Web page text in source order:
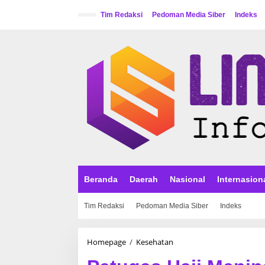
Tim Redaksi Pedoman Media Siber Indeks
Beranda Daerah Nasional
Tim Redaksi Pedoman Media Siber Indeks
Homepage / Kesehatan